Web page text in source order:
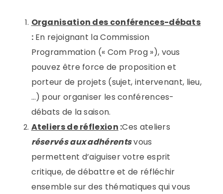
Organisation des conférences-débats
:En rejoignant la Commission
Programmation (« Com Prog »), vous
pouvez être force de proposition et
porteur de projets (sujet, intervenant, lieu,
…) pour organiser les conférences-
débats de la saison.
Ateliers de réflexion :Ces ateliers
réservés aux adhérentsvous
permettent d’aiguiser votre esprit
critique, de débattre et de réfléchir
ensemble sur des thématiques qui vous